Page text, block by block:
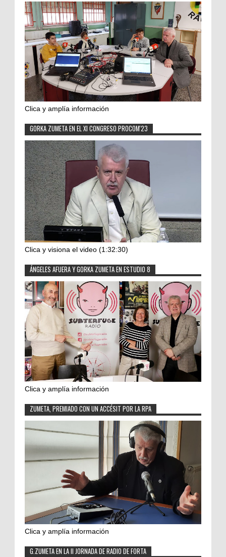
Clica y amplía información
GORKA ZUMETA EN EL XI CONGRESO PROCOM'23
Clica y visiona el video (1:32:30)
ÁNGELES AFUERA Y GORKA ZUMETA EN ESTUDIO 8
Clica y amplía información
ZUMETA, PREMIADO CON UN ACCÉSIT POR LA RPA
Clica y amplía información
G.ZUMETA EN LA II JORNADA DE RADIO DE FORTA